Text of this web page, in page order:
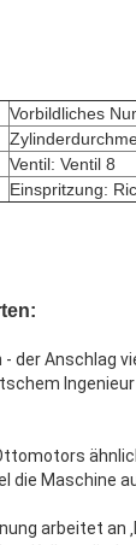
Vorbildliches
Ventil: Ventil 8
Einspritzung:
Anschlag
Maschine
arbeitet an